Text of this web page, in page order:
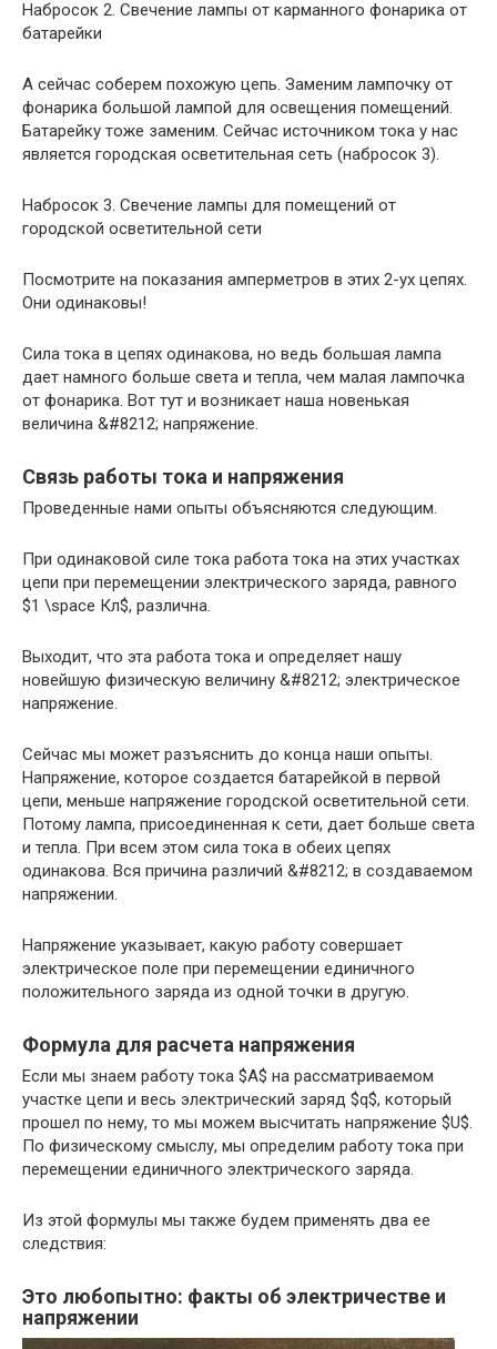
Набросок 2. Свечение лампы от карманного фонарика от
батарейки
А сейчас соберем похожую цепь. Заменим лампочку от
фонарика большой лампой для освещения помещений.
Батарейку тоже заменим. Сейчас источником тока у нас
является городская осветительная сеть (набросок 3).
Набросок 3. Свечение лампы для помещений от
городской осветительной сети
Посмотрите на показания амперметров в этих 2-ух цепях.
Они одинаковы!
Сила тока в цепях одинакова, но ведь большая лампа
дает намного больше света и тепла, чем малая лампочка
от фонарика. Вот тут и возникает наша новенькая
величина &#8212; напряжение.
Связь работы тока и напряжения
Проведенные нами опыты объясняются следующим.
При одинаковой силе тока работа тока на этих участках
цепи при перемещении электрического заряда, равного
$1 \space Кл$, различна.
Выходит, что эта работа тока и определяет нашу
новейшую физическую величину &#8212; электрическое
напряжение.
Сейчас мы может разъяснить до конца наши опыты.
Напряжение, которое создается батарейкой в первой
цепи, меньше напряжение городской осветительной сети.
Потому лампа, присоединенная к сети, дает больше света
и тепла. При всем этом сила тока в обеих цепях
одинакова. Вся причина различий &#8212; в создаваемом
напряжении.
Напряжение указывает, какую работу совершает
электрическое поле при перемещении единичного
положительного заряда из одной точки в другую.
Формула для расчета напряжения
Если мы знаем работу тока $A$ на рассматриваемом
участке цепи и весь электрический заряд $q$, который
прошел по нему, то мы можем высчитать напряжение $U$.
По физическому смыслу, мы определим работу тока при
перемещении единичного электрического заряда.
Из этой формулы мы также будем применять два ее
следствия:
Это любопытно: факты об электричестве и
напряжении